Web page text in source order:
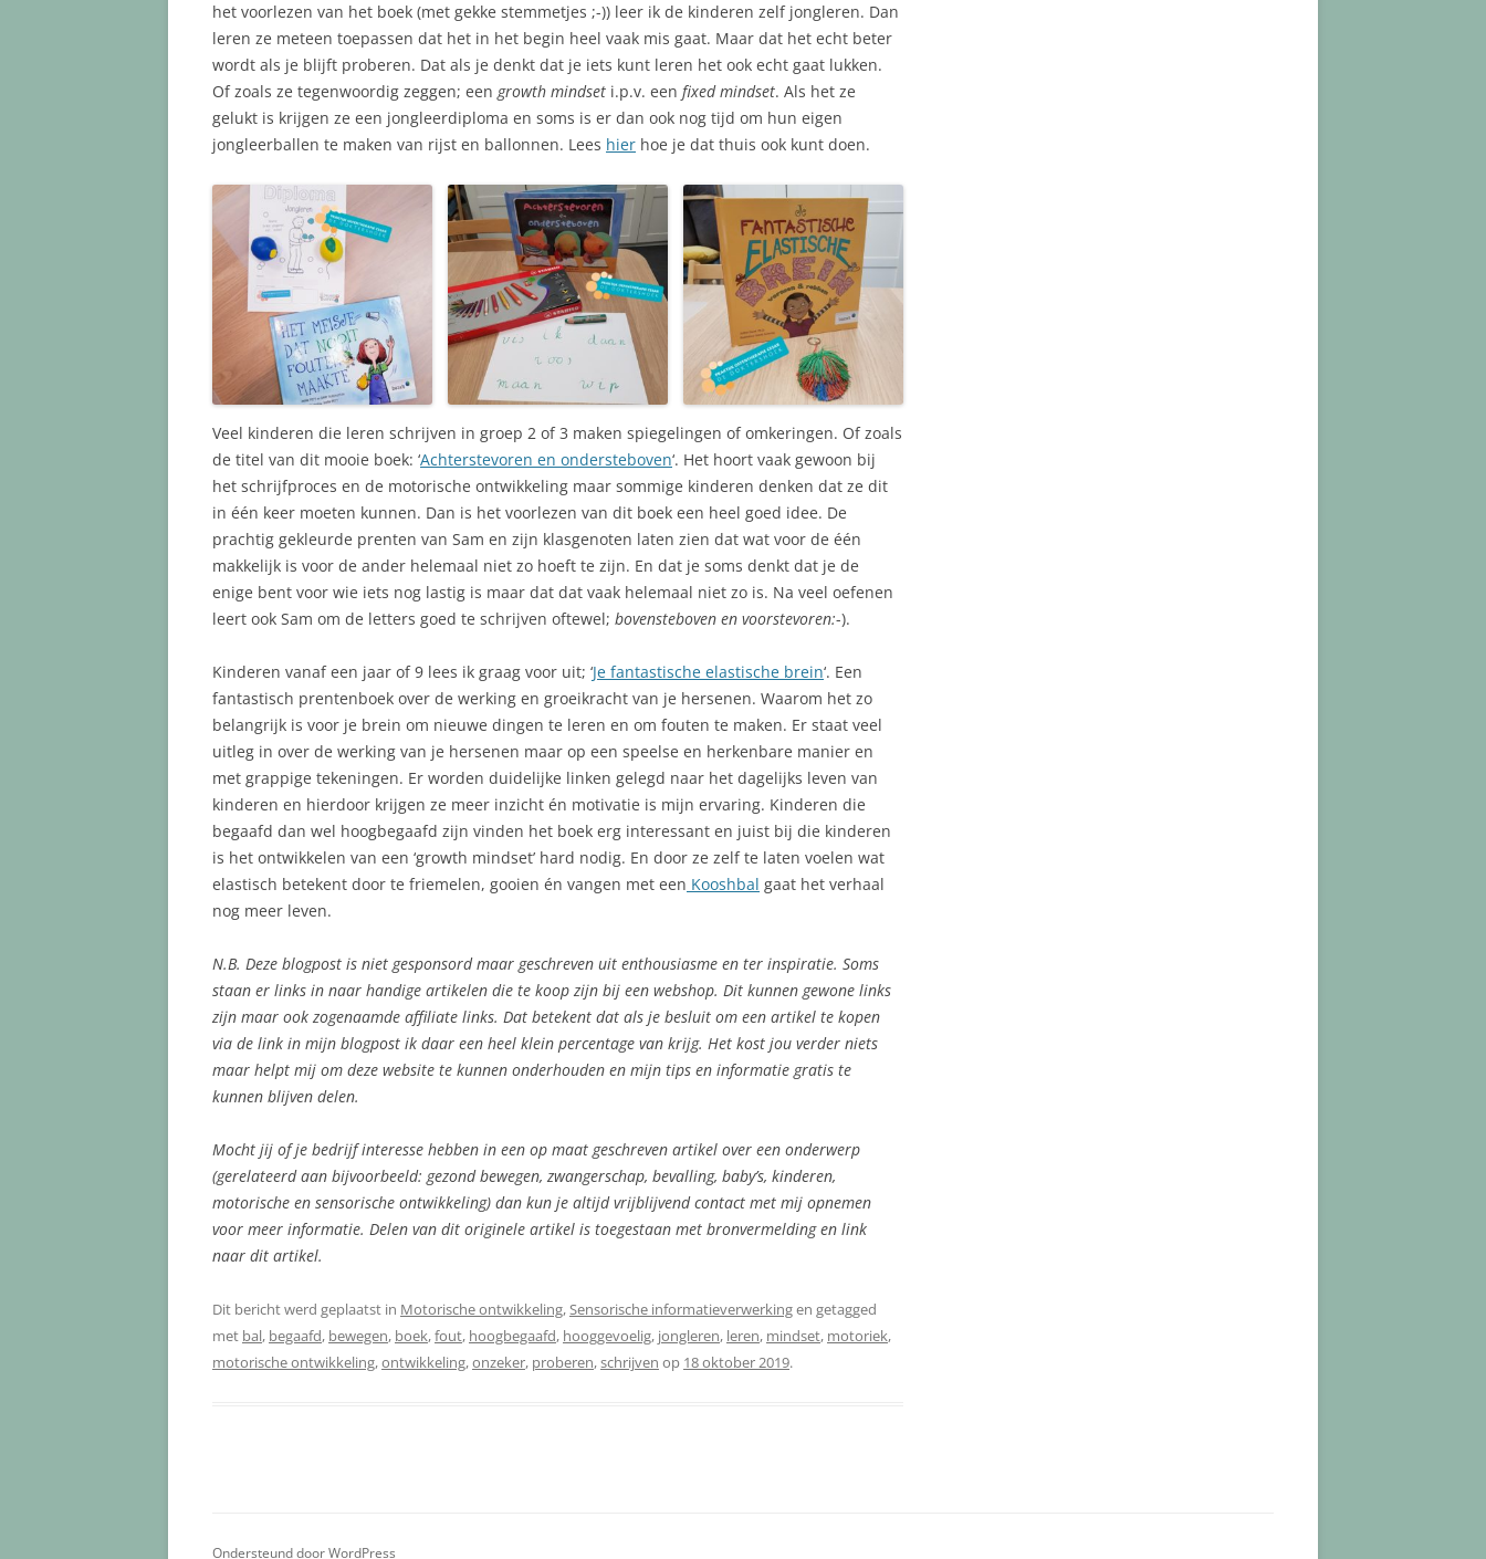
het voorlezen van het boek (met gekke stemmetjes ;-)) leer ik de kinderen zelf jongleren. Dan
leren ze meteen toepassen dat het in het begin heel vaak mis gaat. Maar dat het echt beter
wordt als je blijft proberen. Dat als je denkt dat je iets kunt leren het ook echt gaat lukken.
Of zoals ze tegenwoordig zeggen; een growth mindset i.p.v. een fixed mindset. Als het ze
gelukt is krijgen ze een jongleerdiploma en soms is er dan ook nog tijd om hun eigen
jongleerballen te maken van rijst en ballonnen. Lees hier hoe je dat thuis ook kunt doen.
Veel kinderen die leren schrijven in groep 2 of 3 maken spiegelingen of omkeringen. Of zoals
de titel van dit mooie boek: ‘Achterstevoren en ondersteboven‘. Het hoort vaak gewoon bij
het schrijfproces en de motorische ontwikkeling maar sommige kinderen denken dat ze dit
in één keer moeten kunnen. Dan is het voorlezen van dit boek een heel goed idee. De
prachtig gekleurde prenten van Sam en zijn klasgenoten laten zien dat wat voor de één
makkelijk is voor de ander helemaal niet zo hoeft te zijn. En dat je soms denkt dat je de
enige bent voor wie iets nog lastig is maar dat dat vaak helemaal niet zo is. Na veel oefenen
leert ook Sam om de letters goed te schrijven oftewel; bovensteboven en voorstevoren:-).
Kinderen vanaf een jaar of 9 lees ik graag voor uit; ‘Je fantastische elastische brein‘. Een
fantastisch prentenboek over de werking en groeikracht van je hersenen. Waarom het zo
belangrijk is voor je brein om nieuwe dingen te leren en om fouten te maken. Er staat veel
uitleg in over de werking van je hersenen maar op een speelse en herkenbare manier en
met grappige tekeningen. Er worden duidelijke linken gelegd naar het dagelijks leven van
kinderen en hierdoor krijgen ze meer inzicht én motivatie is mijn ervaring. Kinderen die
begaafd dan wel hoogbegaafd zijn vinden het boek erg interessant en juist bij die kinderen
is het ontwikkelen van een ‘growth mindset’ hard nodig. En door ze zelf te laten voelen wat
elastisch betekent door te friemelen, gooien én vangen met een Kooshbal gaat het verhaal
nog meer leven.
N.B. Deze blogpost is niet gesponsord maar geschreven uit enthousiasme en ter inspiratie. Soms
staan er links in naar handige artikelen die te koop zijn bij een webshop. Dit kunnen gewone links
zijn maar ook zogenaamde affiliate links. Dat betekent dat als je besluit om een artikel te kopen
via de link in mijn blogpost ik daar een heel klein percentage van krijg. Het kost jou verder niets
maar helpt mij om deze website te kunnen onderhouden en mijn tips en informatie gratis te
kunnen blijven delen.
Mocht jij of je bedrijf interesse hebben in een op maat geschreven artikel over een onderwerp
(gerelateerd aan bijvoorbeeld: gezond bewegen, zwangerschap, bevalling, baby’s, kinderen,
motorische en sensorische ontwikkeling) dan kun je altijd vrijblijvend contact met mij opnemen
voor meer informatie. Delen van dit originele artikel is toegestaan met bronvermelding en link
naar dit artikel.
Dit bericht werd geplaatst in Motorische ontwikkeling,Sensorische informatieverwerkingen getagged
met bal, begaafd, bewegen, boek,fout, hoogbegaafd, hooggevoelig, jongleren, leren, mindset, motoriek,
motorische ontwikkeling,ontwikkeling,onzeker, proberen,schrijven op 18 oktober 2019.
Ondersteund door WordPress